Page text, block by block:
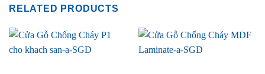
RELATED PRODUCTS